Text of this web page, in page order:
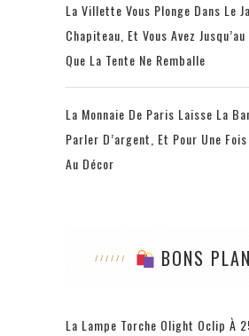
La Villette Vous Plonge Dans Le
Chapiteau, Et Vous Avez
Que La Tente Ne Remballe
La Monnaie De Paris Laisse La
Parler D’argent, Et Pour Une
Au Décor
BONS
La Lampe Torche Olight Oclip À